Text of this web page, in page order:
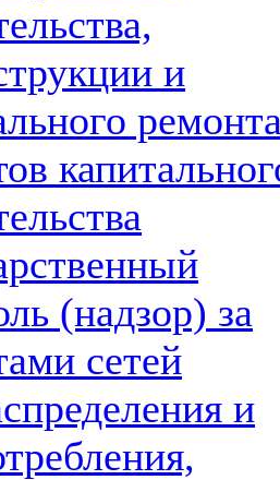
и
(надзор) за
сетей
и